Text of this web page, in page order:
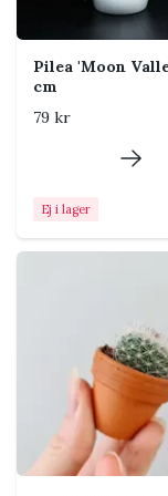
Luftfuktighet
Temperatur
Placera nära
blött eller kallt.
Tips
Låt
vattningarna.
Pilea 'Moon
cm
79 kr
Ej i lager